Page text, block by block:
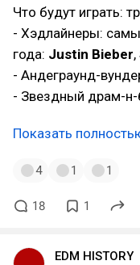
Что будут играть:
- Хэдлайнеры:
года: Justin Bieber,
- Андеграунд-
- Звездный драм-н-
Показать
4 1 1
18 1
EDM HISTORY